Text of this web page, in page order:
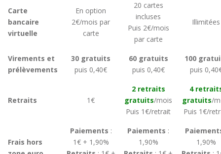
Carte
bancaire
virtuelle
En option
2€/mois par
carte
20 cartes
incluses
Puis 2€/mois
par carte
Illimitées
Virements et
prélèvements
30 gratuits
puis 0,40€
60 gratuits
puis 0,40€
100
puis
Retraits 1€
2 retraits
gratuits/mois
Puis 1€/retrait
4
gratuits/
Puis 1€/
Frais hors
Paiements :
1€ + 1,90%
Paiements :
1,90%
1,90%